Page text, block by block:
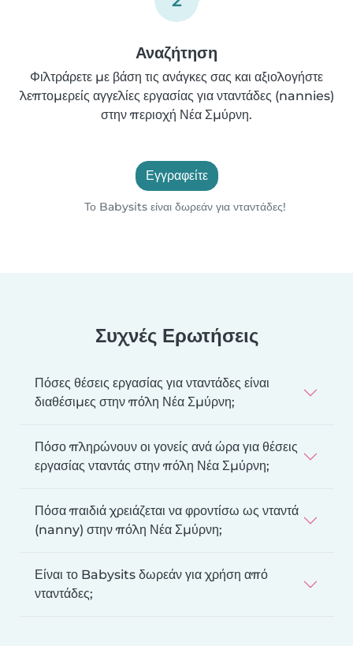
Αναζήτηση
Φιλτράρετε με βάση τις ανάγκες σας και αξιολογήστε
λεπτομερείς αγγελίες εργασίας για νταντάδες (nannies)
στην περιοχή Νέα Σμύρνη.
Εγγραφείτε
Το Babysits είναι δωρεάν για νταντάδες!
Συχνές Ερωτήσεις
Πόσες θέσεις εργασίας για νταντάδες είναι
διαθέσιμες στην πόλη Νέα Σμύρνη;
Πόσο πληρώνουν οι γονείς ανά ώρα για θέσεις
εργασίας νταντάς στην πόλη Νέα Σμύρνη;
Πόσα παιδιά χρειάζεται να φροντίσω ως νταντά
(nanny) στην πόλη Νέα Σμύρνη;
Είναι το Babysits δωρεάν για χρήση από
νταντάδες;